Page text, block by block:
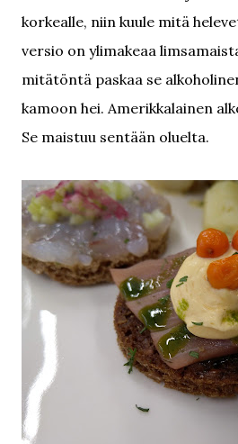
korkealle, niin kuule mitä
versio on ylimakeaa
mitätöntä paskaa se
kamoon hei. Amerikkalainen
Se maistuu sentään oluelta.